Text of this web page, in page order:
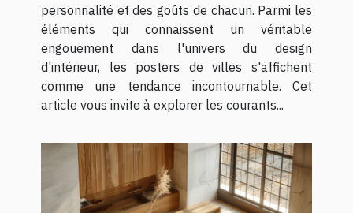
personnalité et des goûts de chacun. Parmi les
éléments qui connaissent un véritable
engouement dans l'univers du design
d'intérieur, les posters de villes s'affichent
comme une tendance incontournable. Cet
article vous invite à explorer les courants...